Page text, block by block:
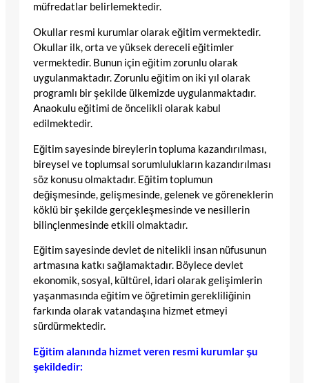
müfredatlar belirlemektedir.
Okullar resmi kurumlar olarak eğitim vermektedir.
Okullar ilk, orta ve yüksek dereceli eğitimler
vermektedir. Bunun için eğitim zorunlu olarak
uygulanmaktadır. Zorunlu eğitim on iki yıl olarak
programlı bir şekilde ülkemizde uygulanmaktadır.
Anaokulu eğitimi de öncelikli olarak kabul
edilmektedir.
Eğitim sayesinde bireylerin topluma kazandırılması,
bireysel ve toplumsal sorumlulukların kazandırılması
söz konusu olmaktadır. Eğitim toplumun
değişmesinde, gelişmesinde, gelenek ve göreneklerin
köklü bir şekilde gerçekleşmesinde ve nesillerin
bilinçlenmesinde etkili olmaktadır.
Eğitim sayesinde devlet de nitelikli insan nüfusunun
artmasına katkı sağlamaktadır. Böylece devlet
ekonomik, sosyal, kültürel, idari olarak gelişimlerin
yaşanmasında eğitim ve öğretimin gerekliliğinin
farkında olarak vatandaşına hizmet etmeyi
sürdürmektedir.
Eğitim alanında hizmet veren resmi kurumlar şu
şekildedir: